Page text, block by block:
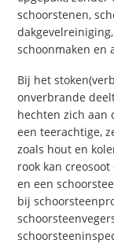
schoorstenen,
schoonmaken en
Bij het
onverbrande
hechten zich aan
een teerachtige,
zoals hout en
rook kan
en een
bij